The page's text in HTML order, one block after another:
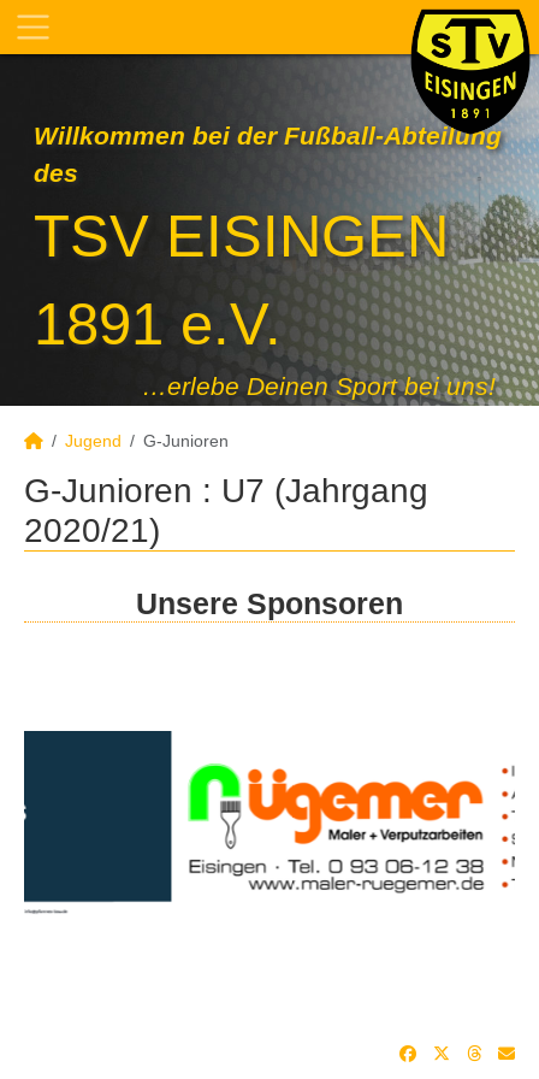
Willkommen bei der Fußball-Abteilung
des
TSV EISINGEN
1891 e.V.
…erlebe Deinen Sport bei uns!
Jugend G-Junioren
G-Junioren : U7 (Jahrgang
2020/21)
Unsere Sponsoren